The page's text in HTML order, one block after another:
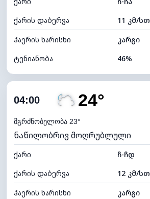
განათების ინდექსი 0 (ბნელი)
ღრუბლის სიმაღლე 9520 მ
ქარის დაბერვა
11 კმ/სთ
ჰაერის ხარისხი
კარგი
ტენიანობა
46%
ღრუბლიანობა
ნამის წერტილი
ხილვადობა
10 კმ
განათების ინდექსი 0 (ბნელი)
ღრუბლის სიმაღლე 9440 მ
04:00 24°
მგრძნობელობა 23°
ნაწილობრივ მოღრუბლული
ქარი
ჩ-ჩდ
ქარის დაბერვა
12 კმ/სთ
ჰაერის ხარისხი
კარგი